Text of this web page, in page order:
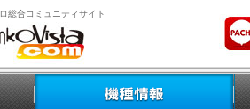
総合コミュニティサイト